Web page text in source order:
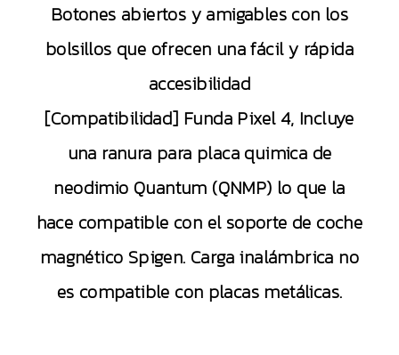
Botones abiertos y amigables con los
bolsillos que ofrecen una fácil y rápida
accesibilidad
[Compatibilidad] Funda Pixel 4, Incluye
una ranura para placa quimica de
neodimio Quantum (QNMP) lo que la
hace compatible con el soporte de coche
magnético Spigen. Carga inalámbrica no
es compatible con placas metálicas.